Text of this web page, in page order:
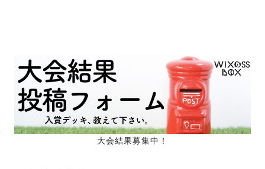
大会結果募集中！